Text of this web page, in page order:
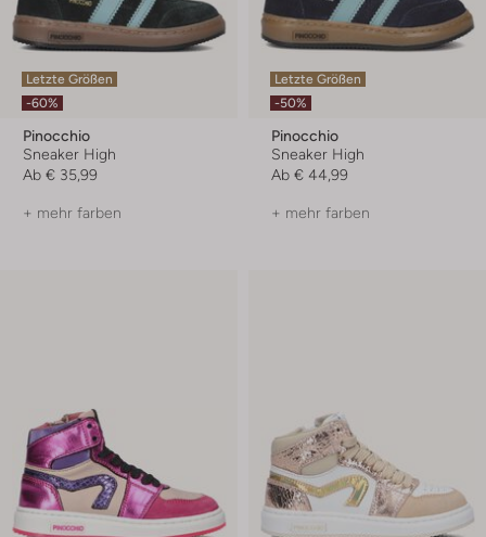
Letzte Größen
-60%
Pinocchio
Sneaker High
Ab € 35,99
+ mehr farben
Letzte Größen
-50%
Pinocchio
Sneaker High
Ab € 44,99
+ mehr farben